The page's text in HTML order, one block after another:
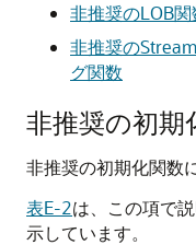
非推奨のLOB関
非推奨の
グ関数
非推奨の初期
非推奨の初期化関数
表E-2は、この項で
示しています。